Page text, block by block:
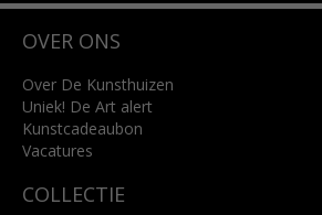
4818 SB Breda
info@kunsthuisbreda.nl
Lees meer
OVER ONS
Over De Kunsthuizen
Uniek! De Art alert
Kunstcadeaubon
Vacatures
COLLECTIE